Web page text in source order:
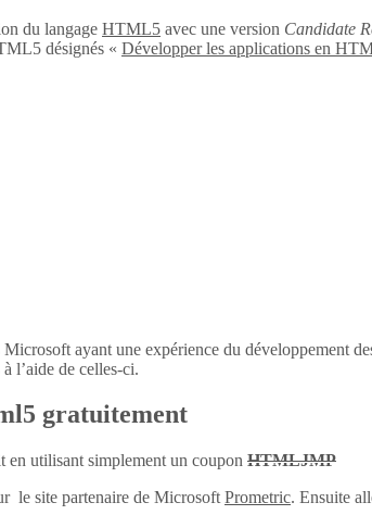
du langage HTML5 avec une version Candidate
désignés « Développer les applications en
ayant une expérience du développement
l’aide de celles-ci.
gratuitement
en utilisant simplement un coupon HTMLJMP
le site partenaire de Microsoft Prometric. Ensuite